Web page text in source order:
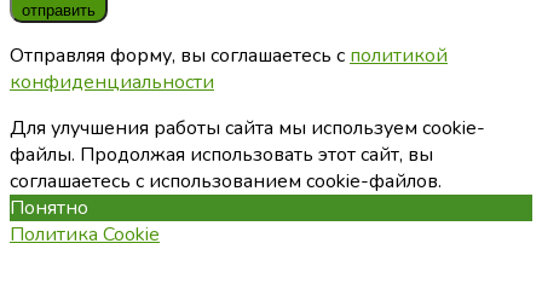
отправить
Отправляя форму, вы соглашаетесь с политикой
конфиденциальности
Для улучшения работы сайта мы используем cookie-
файлы. Продолжая использовать этот сайт, вы
соглашаетесь с использованием cookie-файлов.
Понятно
Политика Cookie